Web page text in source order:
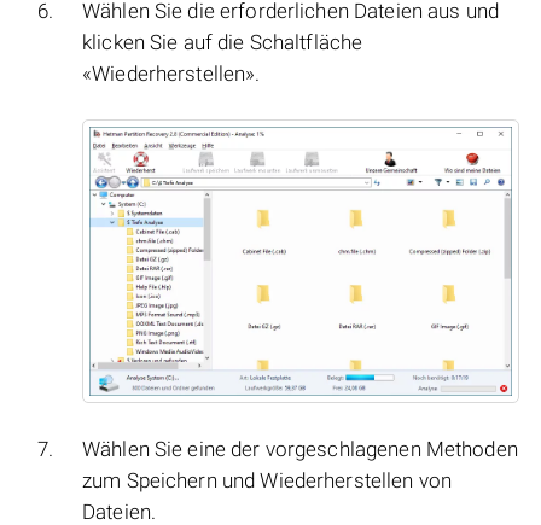
Wählen Sie die erforderlichen Dateien aus und
klicken Sie auf die Schaltfläche
«Wiederherstellen».
Wählen Sie eine der vorgeschlagenen Methoden
zum Speichern und Wiederherstellen von
Dateien.